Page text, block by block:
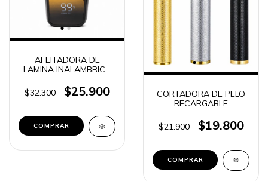
AFEITADORA DE
LAMINA INALAMBRICA
RAZOR RQ-817A (8171)
$32.300 $25.900
CORTADORA DE PELO
RECARGABLE
TIME CRT-110019
$21.900 $19.800
COMPRAR